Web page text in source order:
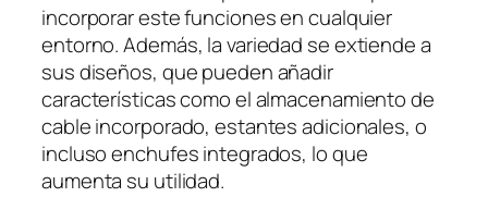
incorporar este funciones en cualquier
entorno. Además, la variedad se extiende a
sus diseños, que pueden añadir
características como el almacenamiento de
cable incorporado, estantes adicionales, o
incluso enchufes integrados, lo que
aumenta su utilidad.